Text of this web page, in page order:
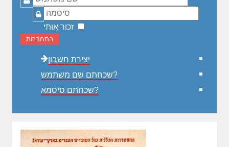
משתמש
סיסמה
זכור אותי
התחברות
יצירת חשבון
שכחתם שם משתמש?
שכחתם סיסמא?